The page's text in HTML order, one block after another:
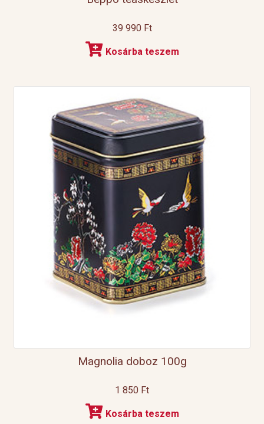
39 990 Ft
Kosárba teszem
Magnolia doboz 100g
1 850 Ft
Kosárba teszem